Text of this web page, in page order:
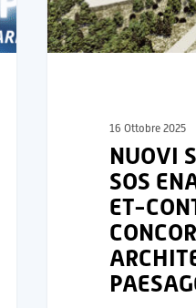
16 Ottobre 2025
NUOVI
SOS
ET-